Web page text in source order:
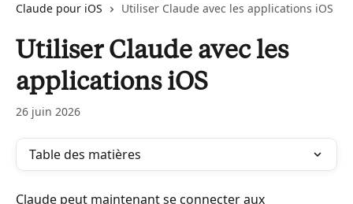
Claude pour iOS
Utiliser Claude avec les applications iOS
Utiliser Claude avec les
applications iOS
26 juin 2026
Table des matières
Claude peut maintenant se connecter aux